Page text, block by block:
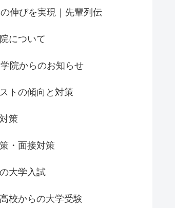
伸びを実現｜先輩列伝
について
院からのお知らせ
トの傾向と対策
策
・面接対策
大学入試
校からの大学受験